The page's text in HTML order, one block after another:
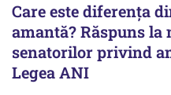
Care este diferența
amantă? Răspuns
senatorilor privind
Legea ANI